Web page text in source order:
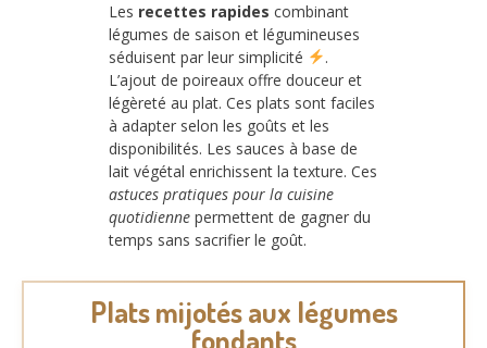
Les recettes rapides combinant
légumes de saison et légumineuses
séduisent par leur simplicité
.
L’ajout de poireaux offre douceur et
légèreté au plat. Ces plats sont faciles
à adapter selon les goûts et les
disponibilités. Les sauces à base de
lait végétal enrichissent la texture. Ces
astuces pratiques pour la cuisine
quotidienne permettent de gagner du
temps sans sacrifier le goût.
Plats mijotés aux légumes
fondants